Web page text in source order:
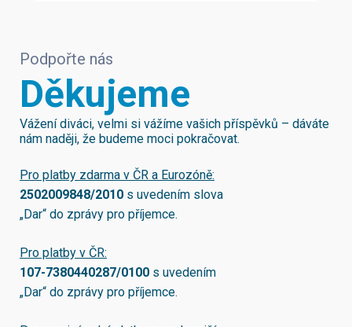
Podpořte nás
Děkujeme
Vážení diváci, velmi si vážíme vašich příspěvků – dáváte
nám naději, že budeme moci pokračovat.
Pro platby zdarma v ČR a Eurozóně:
2502009848/2010 s uvedením slova
„Dar“ do zprávy pro příjemce.
Pro platby v ČR:
107-7380440287/0100 s uvedením
„Dar“ do zprávy pro příjemce.